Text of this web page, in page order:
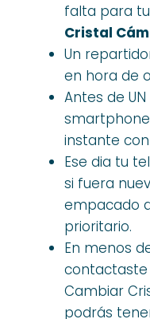
falta para
Cristal
Un
en hora de
Antes de
instante
Ese dia tu
si fuera
empacado
prioritario.
En menos
Cambiar
podrás